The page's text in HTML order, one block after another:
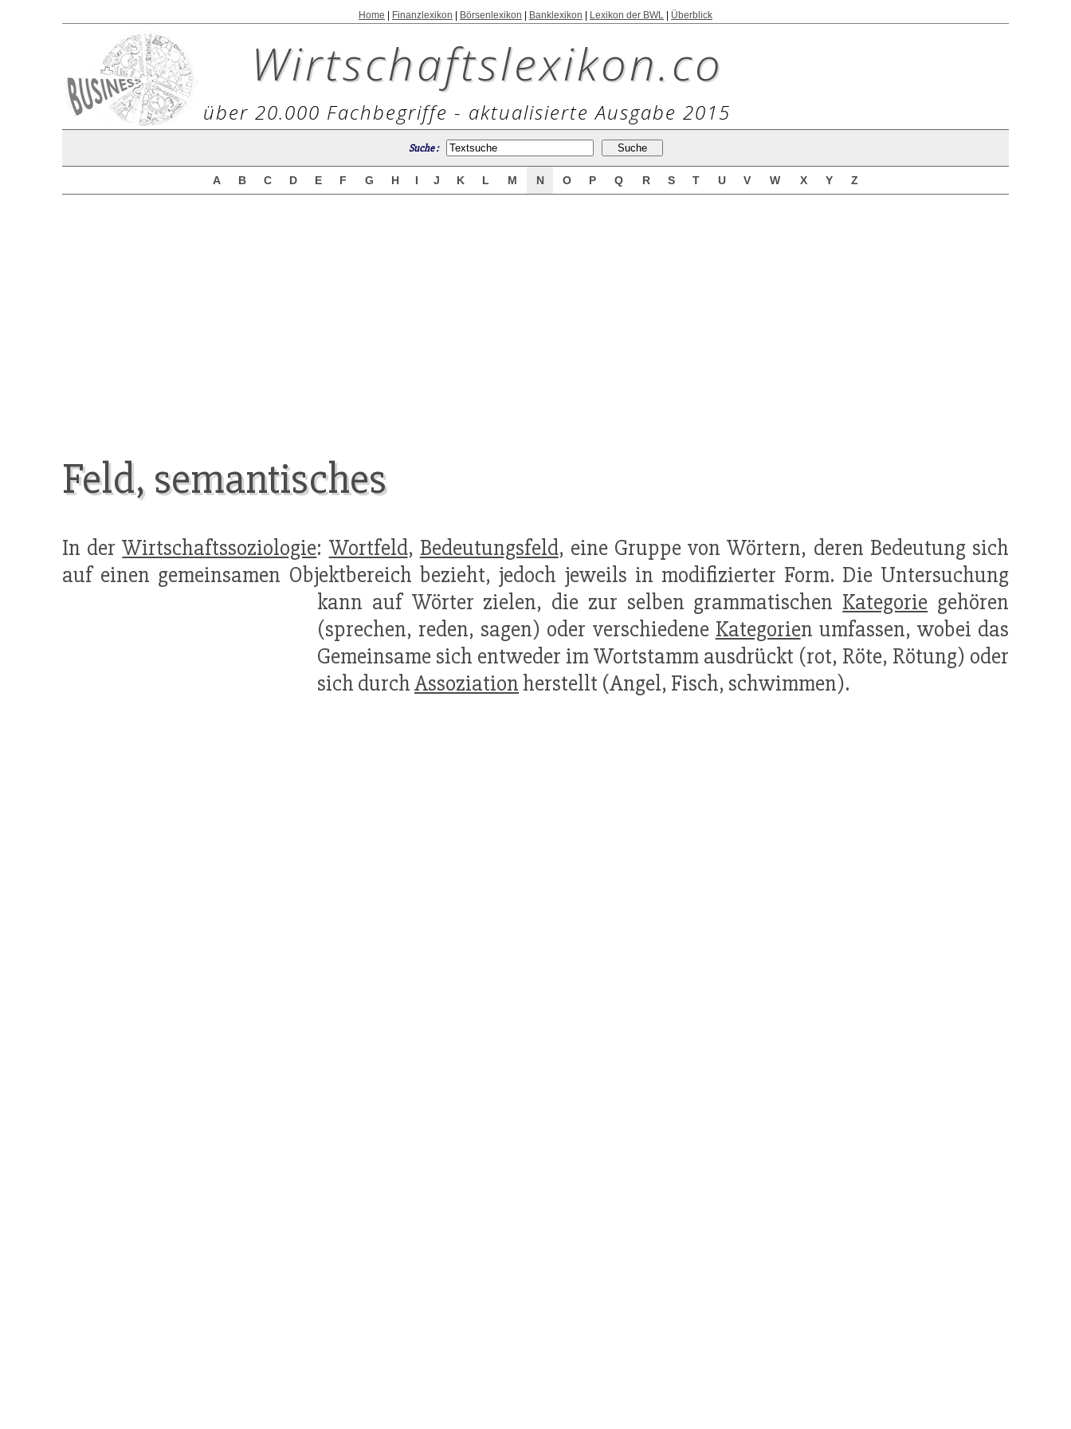
Home Finanzlexikon Börsenlexikon Banklexikon Lexikon der BWL Überblick
Wirtschaftslexikon.co
über 20.000 Fachbegriffe - aktualisierte Ausgabe 2015
Suche :
A B C D E F G H I J K L M N O P Q R S T U V W X Y Z
Feld, semantisches
In derWirtschaftssoziologie: Wortfeld, Bedeutungsfeld, eine Gruppe von Wörtern, deren Bedeutung sich
auf einen gemeinsamen Objektbereich bezieht, jedoch jeweils in modifizierter Form. Die Untersuchung
kann auf Wörter zielen, die zur selben grammatischen Kategorie gehören
(sprechen, reden, sagen) oder verschiedene Kategorien umfassen, wobei das
Gemeinsame sich entweder im Wortstamm ausdrückt (rot, Röte, Rötung) oder
sich durchAssoziation herstellt (Angel, Fisch, schwimmen).